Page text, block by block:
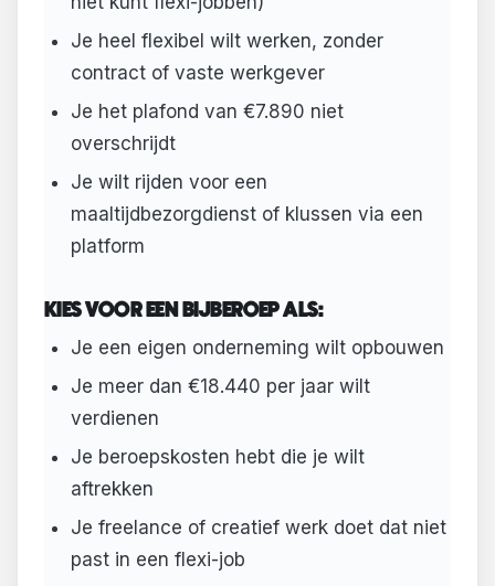
Je heel flexibel wilt werken, zonder
contract of vaste werkgever
Je het plafond van €7.890 niet
overschrijdt
Je wilt rijden voor een
maaltijdbezorgdienst of klussen via een
platform
KIES VOOR EEN BIJBEROEP ALS:
Je een eigen onderneming wilt opbouwen
Je meer dan €18.440 per jaar wilt
verdienen
Je beroepskosten hebt die je wilt
aftrekken
Je freelance of creatief werk doet dat niet
past in een flexi-job